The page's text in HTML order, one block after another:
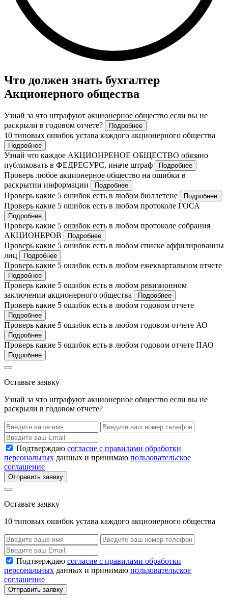
Что должен знать бухгалтер
Акционерного общества
Узнай за что штрафуют акционерное общество если вы не
раскрыли в годовом отчете?
Подробнее
10 типовых ошибок устава каждого акционерного общества
Подробнее
Узнай что каждое АКЦИОНРЕНОЕ ОБЩЕСТВО обязано
публиковать в ФЕДРЕСУРС, иначе штраф
Подробнее
Проверь любое акционерное общество на ошибки в
раскрытии информации
Подробнее
Проверь какие 5 ошибок есть в любом бюллетене Подробнее
Проверь какие 5 ошибок есть в любом протоколе ГОСА
Подробнее
Проверь какие 5 ошибок есть в любом протоколе собрания
АКЦИОНЕРОВ
Подробнее
Проверь какие 5 ошибок есть в любом списке аффилированны
лиц
Подробнее
Проверь какие 5 ошибок есть в любом ежеквартальном отчете
Подробнее
Проверь какие 5 ошибок есть в любом ревизионном
заключении акционерного общества
Подробнее
Проверь какие 5 ошибок есть в любом годовом отчете
Подробнее
Проверь какие 5 ошибок есть в любом годовом отчете АО
Подробнее
Проверь какие 5 ошибок есть в любом годовом отчете ПАО
Подробнее
Оставьте заявку
Узнай за что штрафуют акционерное общество если вы не
раскрыли в годовом отчете?
Подтверждаю согласие с правилами обработки
персональных данных и принимаю пользовательское
соглашение
Отправить заявку
Оставьте заявку
10 типовых ошибок устава каждого акционерного общества
Подтверждаю согласие с правилами обработки
персональных данных и принимаю пользовательское
соглашение
Отправить заявку